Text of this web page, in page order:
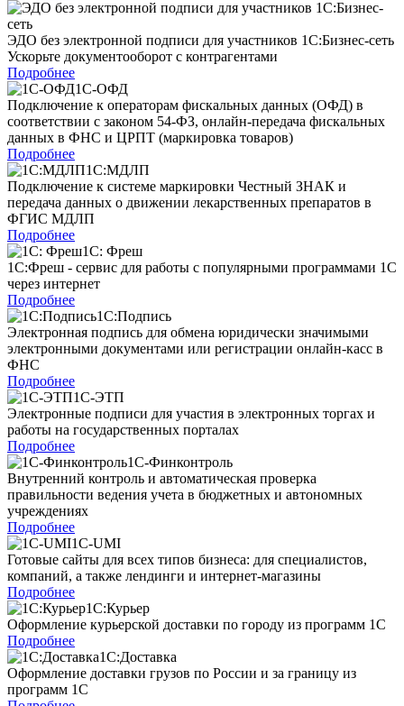
ЭДО без электронной подписи для участников 1С:Бизнес-сеть
Ускорьте документооборот с контрагентами
Подробнее
1С-ОФД
Подключение к операторам фискальных данных (ОФД) в
соответствии с законом 54-ФЗ, онлайн-передача фискальных
данных в ФНС и ЦРПТ (маркировка товаров)
Подробнее
1С:МДЛП
Подключение к системе маркировки Честный ЗНАК и
передача данных о движении лекарственных препаратов в
ФГИС МДЛП
Подробнее
1С: Фреш
1С:Фреш - сервис для работы с популярными программами 1С
через интернет
Подробнее
1С:Подпись
Электронная подпись для обмена юридически значимыми
электронными документами или регистрации онлайн-касс в
ФНС
Подробнее
1С-ЭТП
Электронные подписи для участия в электронных торгах и
работы на государственных порталах
Подробнее
1С-Финконтроль
Внутренний контроль и автоматическая проверка
правильности ведения учета в бюджетных и автономных
учреждениях
Подробнее
1C-UMI
Готовые сайты для всех типов бизнеса: для специалистов,
компаний, а также лендинги и интернет-магазины
Подробнее
1С:Курьер
Оформление курьерской доставки по городу из программ 1С
Подробнее
1С:Доставка
Оформление доставки грузов по России и за границу из
программ 1С